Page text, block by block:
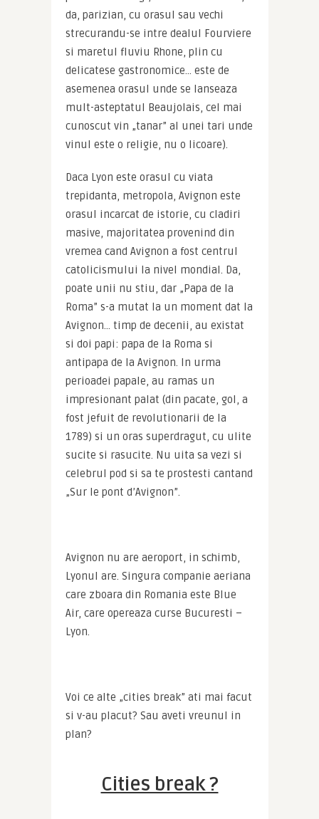
da, parizian, cu orasul sau vechi
strecurandu-se intre dealul Fourviere
si maretul fluviu Rhone, plin cu
delicatese gastronomice… este de
asemenea orasul unde se lanseaza
mult-asteptatul Beaujolais, cel mai
cunoscut vin „tanar” al unei tari unde
vinul este o religie, nu o licoare).
Daca Lyon este orasul cu viata
trepidanta, metropola, Avignon este
orasul incarcat de istorie, cu cladiri
masive, majoritatea provenind din
vremea cand Avignon a fost centrul
catolicismului la nivel mondial. Da,
poate unii nu stiu, dar „Papa de la
Roma” s-a mutat la un moment dat la
Avignon… timp de decenii, au existat
si doi papi: papa de la Roma si
antipapa de la Avignon. In urma
perioadei papale, au ramas un
impresionant palat (din pacate, gol, a
fost jefuit de revolutionarii de la
1789) si un oras superdragut, cu ulite
sucite si rasucite. Nu uita sa vezi si
celebrul pod si sa te prostesti cantand
„Sur le pont d’Avignon”.
Avignon nu are aeroport, in schimb,
Lyonul are. Singura companie aeriana
care zboara din Romania este Blue
Air, care opereaza curse Bucuresti –
Lyon.
Voi ce alte „cities break” ati mai facut
si v-au placut? Sau aveti vreunul in
plan?
Cities break ?